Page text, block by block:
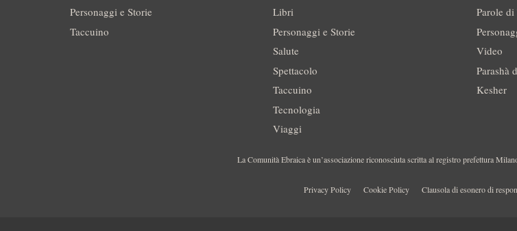
Personaggi e Storie
Taccuino
Libri
Personaggi e Storie
Salute
Spettacolo
Taccuino
Tecnologia
Viaggi
Parole di
Video
Parashà
Kesher
La Comunità Ebraica è un’associazione riconosciuta scritta al registro prefettura
Privacy Policy Cookie Policy Clausola di esonero di